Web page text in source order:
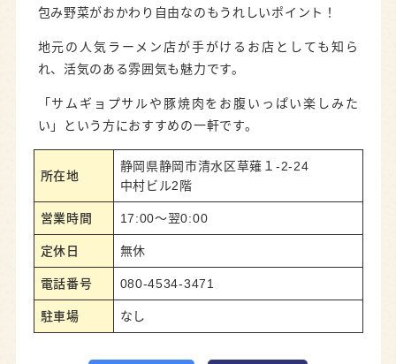
包み野菜がおかわり自由なのもうれしいポイント！
地元の人気ラーメン店が手がけるお店としても知ら
れ、活気のある雰囲気も魅力です。
「サムギョプサルや豚焼肉をお腹いっぱい楽しみた
い」という方におすすめの一軒です。
所在地
静岡県静岡市清水区草薙１-2-24
中村ビル2階
営業時間 17:00～翌0:00
定休日 無休
電話番号 080-4534-3471
駐車場 なし